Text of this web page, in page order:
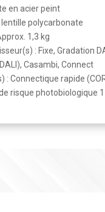
en acier peint
polycarbonate
1,3 kg
: Fixe, Gradation
Casambi, Connect
: Connectique rapide
risque photobiologique 1